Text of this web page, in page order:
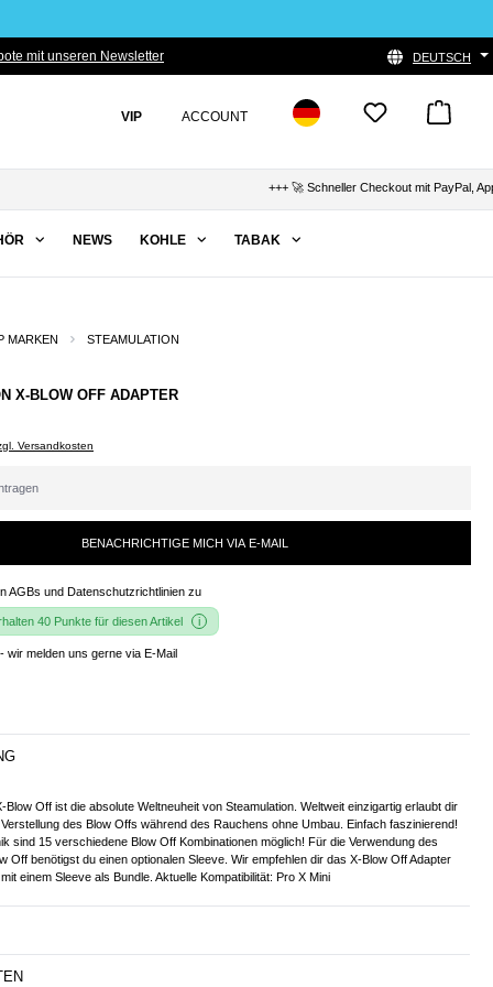
mit unseren Newsletter DEUTSCH
VIP ACCOUNT
+++ 🚀 Schneller Checkout mit PayPal, Apple
NEWS KOHLE TABAK
MARKEN STEAMULATION
X-BLOW OFF ADAPTER
Versandkosten
BENACHRICHTIGE MICH VIA E-MAIL
AGBs und Datenschutzrichtlinien zu
40 Punkte für diesen Artikel
wir melden uns gerne via E-Mail
Blow Off ist die absolute Weltneuheit von Steamulation. Weltweit einzigartig erlaubt dir
des Blow Offs während des Rauchens ohne Umbau. Einfach faszinierend!
sind 15 verschiedene Blow Off Kombinationen möglich! Für die Verwendung des
Off benötigst du einen optionalen Sleeve. Wir empfehlen dir das X-Blow Off Adapter
einem Sleeve als Bundle. Aktuelle Kompatibilität: Pro X Mini